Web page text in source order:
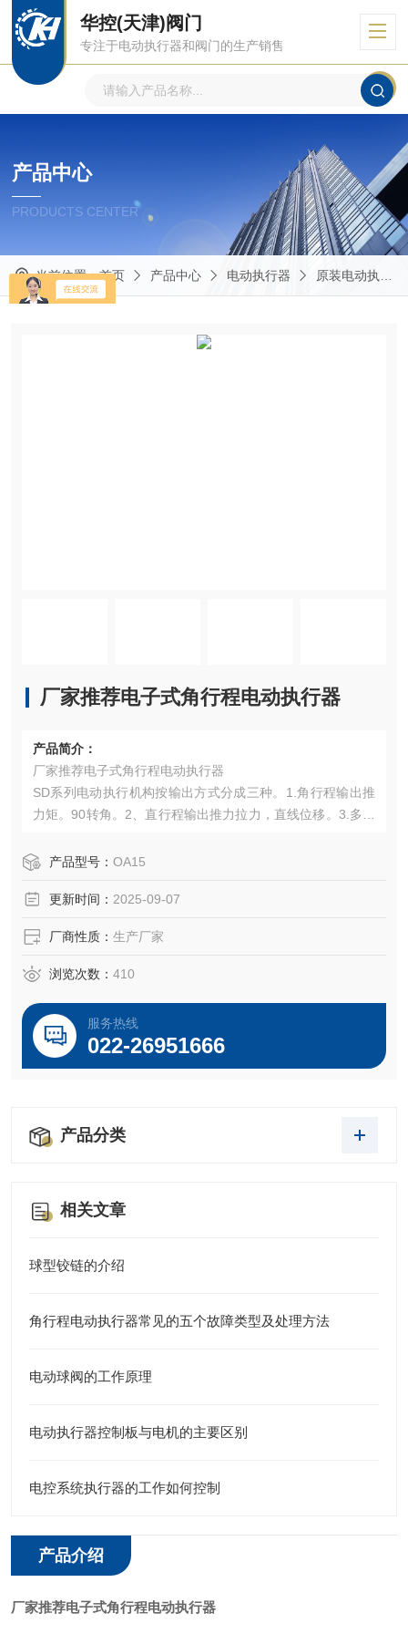
华控(天津)阀门
专注于电动执行器和阀门的生产销售
产品中心
PRODUCTS CENTER
当前位置：首页 产品中心 电动执行器 原装电动执行器
厂家推荐电子式角行程电动执行器
产品简介：
厂家推荐电子式角行程电动执行器
SD系列电动执行机构按输出方式分成三种。1.角行程输出推
力矩。90转角。2、直行程输出推力拉力，直线位移。3.多转
产品型号： OA15
更新时间： 2025-09-07
厂商性质： 生产厂家
浏览次数： 410
服务热线
022-26951666
产品分类
相关文章
球型铰链的介绍
角行程电动执行器常见的五个故障类型及处理方法
电动球阀的工作原理
电动执行器控制板与电机的主要区别
电控系统执行器的工作如何控制
产品介绍
厂家推荐电子式角行程电动执行器